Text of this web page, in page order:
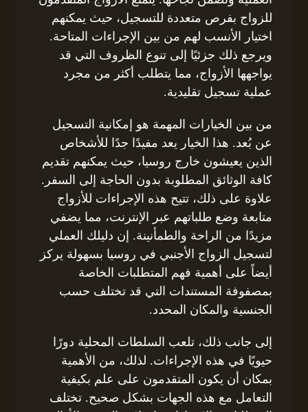
للزواج بفرص متعددة للتسجيل، حيث يمكنهم
اختيار الأنسب لهم من بين الإجراءات المتاحة.
ويرجع ذلك جزئيًا إلى تنوع الظروف التي قد
يواجهها الأزواج، مما يتطلب أكثر من مجرد
عملية تسجيل تقليدية.
من بين الخيارات المهمة هو إمكانية التسجيل
عن بُعد. هذا الخيار يعد مفيدًا جدًا للأشخاص
الذين يعيشون خارج روسيا، حيث يمكنهم تقديم
كافة الوثائق المطلوبة بدون الحاجة إلى السفر.
علاوة على ذلك، تتيح هذه الإجراءات للأزواج
متابعة وضع طلباتهم عبر الإنترنت، مما يضفي
مزيدًا من الراحة والطمأنينة. إن دليلك العملي
لتسجيل الزواج الأجنبي في روسيا بسهولة يركز
أيضاً على أهمية فهم المتطلبات الخاصة
بمصفوفة المستندات التي قد تختلف حسب
الجنسية والمكان المحدد.
إلى جانب ذلك، تلعب السلطات المحلية دورًا
حيويًا في هذه الإجراءات. لذلك، من الأهمية
بمكان أن يكون المتقدمون على علم بكيفية
التعامل مع هذه الجهات بشكل صحيح. تختلف